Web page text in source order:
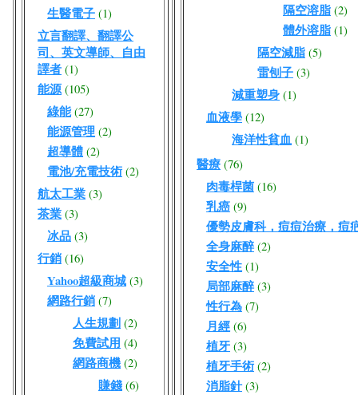
生醫電子 (1)
立言翻譯、翻譯公
司、英文導師、自由
譯者 (1)
能源 (105)
綠能 (27)
能源管理 (2)
超導體 (2)
電池/充電技術 (2)
航太工業 (3)
茶業 (3)
冰品 (3)
行銷 (16)
Yahoo超級商城 (3)
網路行銷 (7)
人生規劃 (2)
免費試用 (4)
網路商機 (2)
賺錢 (6)
隔空溶脂 (2)
體外溶脂 (1)
隔空減脂 (5)
雷刨子 (3)
減重塑身 (1)
血液學 (12)
海洋性貧血 (1)
醫療 (76)
肉毒桿菌 (16)
乳癌 (9)
優勢皮膚科，痘痘治療，痘
全身麻醉 (2)
安全性 (1)
局部麻醉 (3)
性行為 (7)
月經 (6)
植牙 (3)
植牙手術 (2)
消脂針 (3)